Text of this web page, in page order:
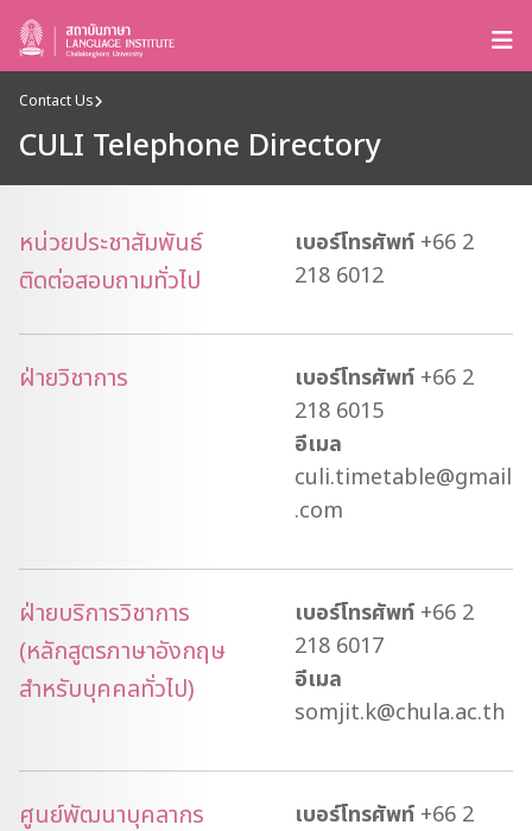
Contact Us
CULI Telephone Directory
หน่วยประชาสัมพันธ์
ติดต่อสอบถามทั่วไป
เบอร์โทรศัพท์ +66 2
218 6012
ฝ่ายวิชาการ เบอร์โทรศัพท์ +66 2
218 6015
อีเมล
culi.timetable@gmail
.com
ฝ่ายบริการวิชาการ
(หลักสูตรภาษาอังกฤษ
สำหรับบุคคลทั่วไป)
เบอร์โทรศัพท์ +66 2
218 6017
อีเมล
somjit.k@chula.ac.th
ศูนย์พัฒนาบุคลากร
เบอร์โทรศัพท์ +66 2